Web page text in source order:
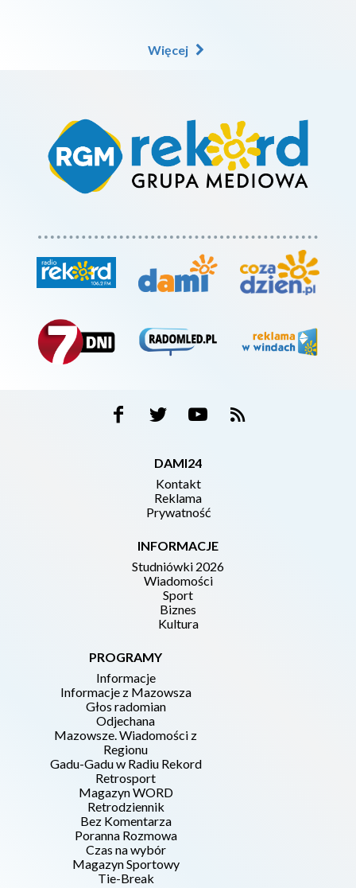
Więcej
DAMI24
Kontakt
Reklama
Prywatność
INFORMACJE
Studniówki 2026
Wiadomości
Sport
Biznes
Kultura
PROGRAMY
Informacje
Informacje z Mazowsza
Głos radomian
Odjechana
Mazowsze. Wiadomości z
Regionu
Gadu-Gadu w Radiu Rekord
Retrosport
Magazyn WORD
Retrodziennik
Bez Komentarza
Poranna Rozmowa
Czas na wybór
Magazyn Sportowy
Tie-Break